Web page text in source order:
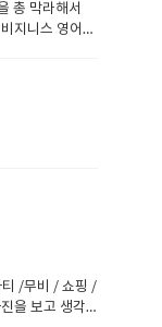
총 막라해서
지니스 영어
련하면 금방 발
주고 학생은
필요하며사
는 매일 일기
법적으로 다
티 /무비 / 쇼핑 /
을 보고 생각